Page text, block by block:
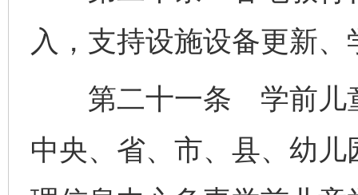
入，支持设施设备更新
第二十一条 学前儿童
中央、省、市、县、幼